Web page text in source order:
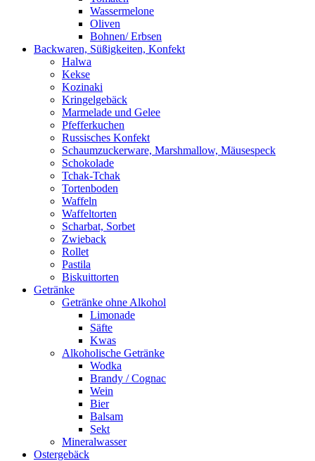
Wassermelone
Oliven
Bohnen/ Erbsen
Backwaren, Süßigkeiten, Konfekt
Halwa
Kekse
Kozinaki
Kringelgebäck
Marmelade und Gelee
Pfefferkuchen
Russisches Konfekt
Schaumzuckerware, Marshmallow, Mäusespeck
Schokolade
Tchak-Tchak
Tortenboden
Waffeln
Waffeltorten
Scharbat, Sorbet
Zwieback
Rollet
Pastila
Biskuittorten
Getränke
Getränke ohne Alkohol
Limonade
Säfte
Kwas
Alkoholische Getränke
Wodka
Brandy / Cognac
Wein
Bier
Balsam
Sekt
Mineralwasser
Ostergebäck